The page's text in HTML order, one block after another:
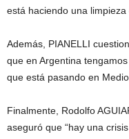
está haciendo una limpieza
Además, PIANELLI
que en Argentina
que está pasando en Medio
Finalmente, Rodolfo
aseguró que “hay una